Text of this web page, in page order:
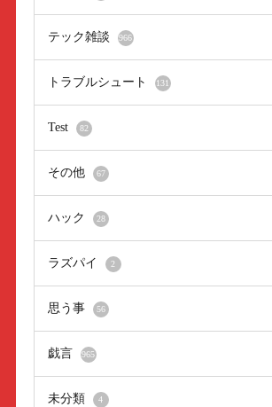
テック雑談 966
トラブルシュート 131
Test 82
その他 67
ハック 28
ラズパイ 2
思う事 56
戯言 965
未分類 4